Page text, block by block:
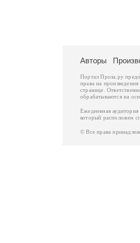
Авторы
Портал Проза.ру
права на
странице.
обрабатываются на
Ежедневная
который расположен
© Все права